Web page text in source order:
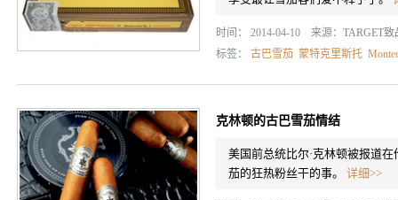
时间： 2014-04-10 来源： TARGET致
标签： 古巴雪茄 蒙特克里斯托
克林顿的古巴雪茄情结
美国前总统比尔·克林顿被报道
茄的狂热粉丝干的事。 详细>>